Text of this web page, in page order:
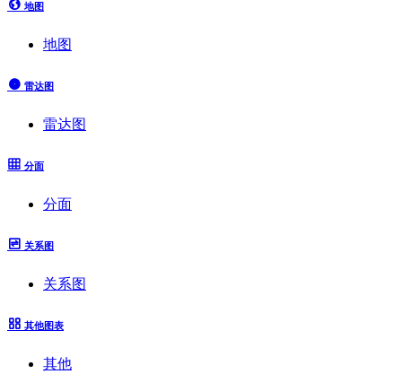
地图
地图
雷达图
雷达图
分面
分面
关系图
关系图
其他图表
其他